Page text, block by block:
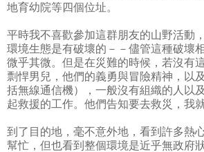
地育幼院等四個位址。
平時我不喜歡參加這群朋友的山野活動
環境生態是有破壞的－－儘管這種破壞
微乎其微。但是在災難的時候，若沒有
剽悍男兒，他們的義勇與冒險精神，以
括無線通信機），一般沒有組織的人以
起救援的工作。他們告知要去救災，我
到了目的地，毫不意外地，看到許多熱
幫忙，但也看到整個環境是近乎無政府